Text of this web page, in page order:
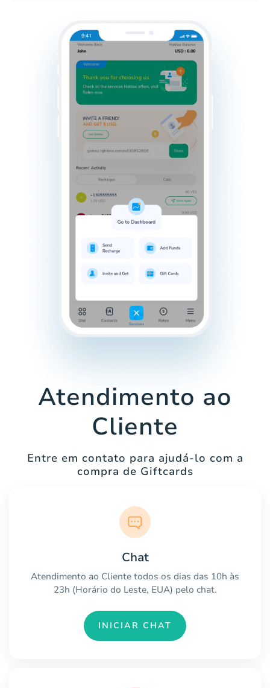
Atendimento ao
Cliente
Entre em contato para ajudá-lo com a
compra de Giftcards
Chat
Atendimento ao Cliente todos os dias das 10h às
23h (Horário do Leste, EUA) pelo chat.
INICIAR CHAT